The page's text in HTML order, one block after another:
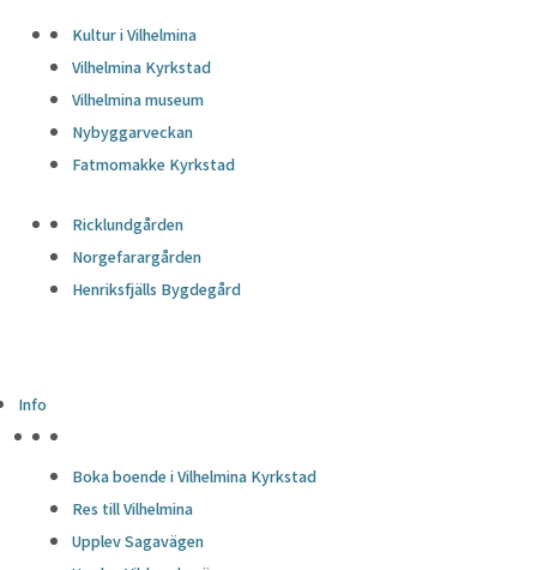
Kultur i Vilhelmina
Vilhelmina Kyrkstad
Vilhelmina museum
Nybyggarveckan
Fatmomakke Kyrkstad
Ricklundgården
Norgefarargården
Henriksfjälls Bygdegård
Info
Boka boende i Vilhelmina Kyrkstad
Res till Vilhelmina
Upplev Sagavägen